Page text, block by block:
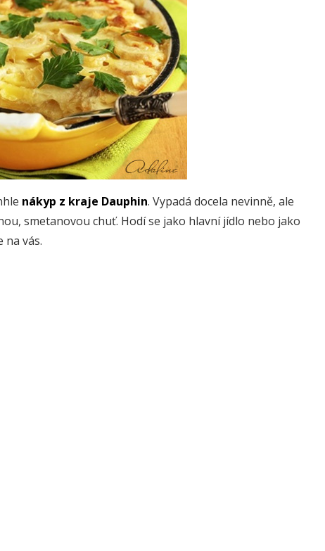
nákyp z kraje Dauphin. Vypadá docela nevinně, ale
smetanovou chuť. Hodí se jako hlavní jídlo nebo jako
na vás.